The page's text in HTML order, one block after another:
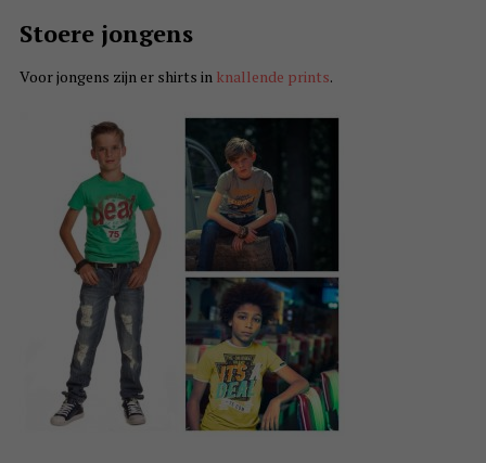
Stoere jongens
Voor jongens zijn er shirts in knallende prints.